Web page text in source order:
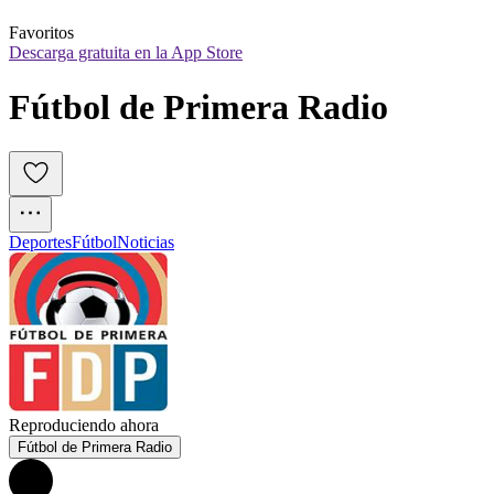
Favoritos
Descarga gratuita en la App Store
Fútbol de Primera Radio
DeportesFútbolNoticias
Reproduciendo ahora
Fútbol de Primera Radio